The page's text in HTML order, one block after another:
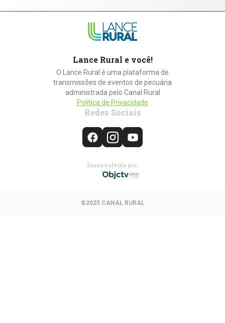
Lance Rural e você!
O Lance Rural é uma plataforma de
transmissões de eventos de pecuária
administrada pelo Canal Rural
Política de Privacidade
Redes Sociais
Desenvolvido por:
©2025 CANAL RURAL